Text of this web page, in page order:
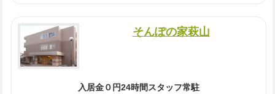
そんぽの家萩山
入居金０円24時間スタッフ常駐